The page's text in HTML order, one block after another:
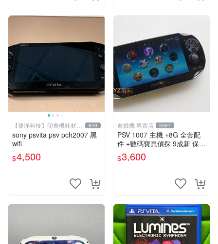
【捷洋科技】印表機耗材專
賣
840
sony psvita psv pch2007 黑
wifi
$4,500
遊戲機 專賣店 5387
PSV 1007 主機 +8G 全套配
件 +數碼寶貝偵探 9成新 保修
一年 品質有保障
$3,600